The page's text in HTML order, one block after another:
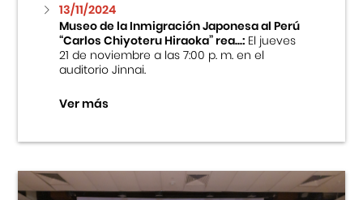
Fondo Editorial
Teatro Peruano Japonés
13/11/2024
Museo de la Inmigración Japonesa al Perú
“Carlos Chiyoteru Hiraoka” rea...:El jueves
21 de noviembre a las 7:00 p. m. en el
auditorio Jinnai.
Ver más